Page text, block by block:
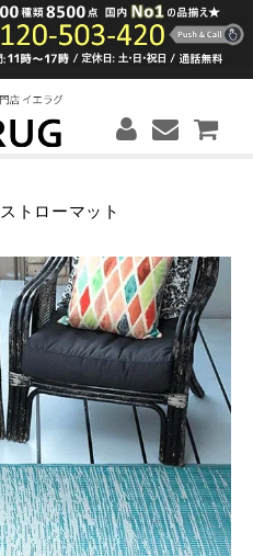
ストローマット